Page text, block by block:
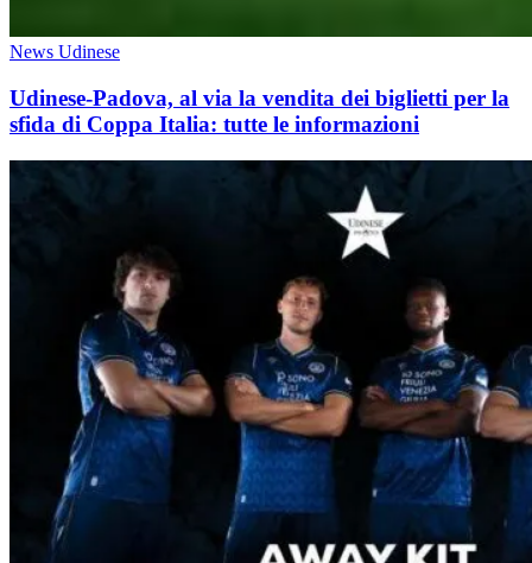
News Udinese
Udinese-Padova, al via la vendita dei biglietti per la
sfida di Coppa Italia: tutte le informazioni